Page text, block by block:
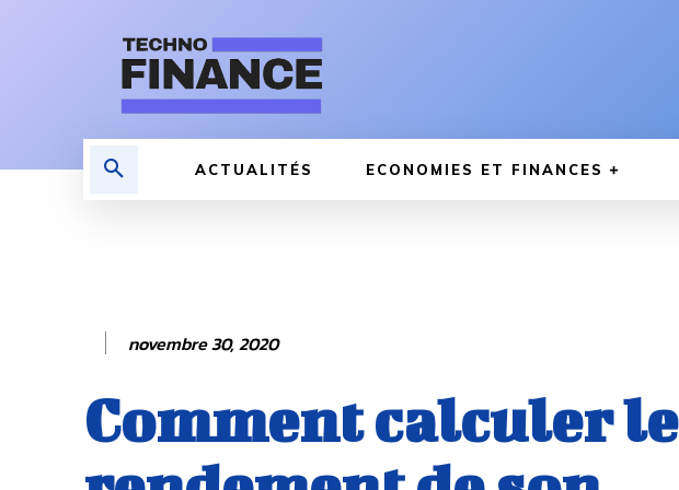
ACTUALITÉS ECONOMIES ET FINANCES
novembre 30, 2020
Comment calculer le